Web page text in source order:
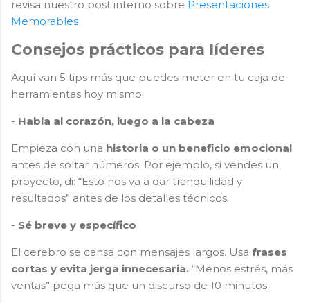
revisa nuestro post interno sobre Presentaciones
Memorables
Consejos prácticos para líderes
Aquí van 5 tips más que puedes meter en tu caja de
herramientas hoy mismo:
- Habla al corazón, luego a la cabeza
Empieza con una historia o un beneficio emocional
antes de soltar números. Por ejemplo, si vendes un
proyecto, di: “Esto nos va a dar tranquilidad y
resultados” antes de los detalles técnicos.
- Sé breve y específico
El cerebro se cansa con mensajes largos. Usa frases
cortas y evita jerga innecesaria. “Menos estrés, más
ventas” pega más que un discurso de 10 minutos.